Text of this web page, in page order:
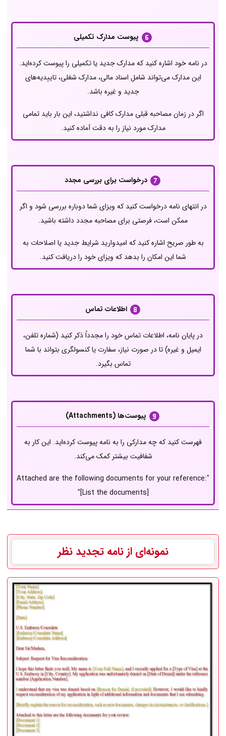
پیوست مدارک تکمیلی
در نامه خود اشاره کنید که مدارک جدید یا تکمیلی را پیوست کرده‌اید.
این مدارک می‌تواند شامل اسناد مالی، مدارک شغلی، تاییدیه‌های
جدید و غیره باشد.
اگر در زمان مصاحبه قبلی مدارک کافی نداشتید، این بار باید تمامی
مدارک مورد نیاز را به دقت آماده کنید.
درخواست برای بررسی مجدد
در انتهای نامه درخواست کنید که ویزای شما دوباره بررسی شود و اگر
ممکن است، فرصتی برای مصاحبه مجدد داشته باشید.
به طور صریح اشاره کنید که امیدوارید شرایط جدید یا اصلاحات به
شما این امکان را بدهد که ویزای خود را دریافت کنید.
اطلاعات تماس
در پایان نامه، اطلاعات تماس خود را مجدداً ذکر کنید (شماره تلفن،
ایمیل و غیره) تا در صورت نیاز، سفارت یا کنسولگری بتواند با شما
تماس بگیرد.
پیوست‌ها (Attachments)
فهرست کنید که چه مدارکی را به نامه پیوست کرده‌اید. این کار به
شفافیت بیشتر کمک می‌کند.
"Attached are the following documents for your reference:
[List the documents]"
نمونه‌ای از نامه تجدید نظر